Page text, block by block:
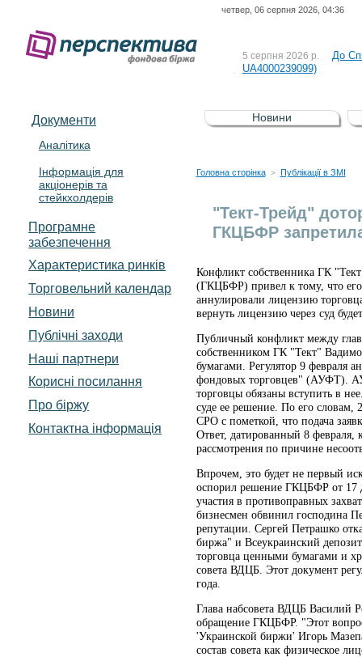
четвер, 06 серпня 2026, 04:36
5 серпня 2026 р.
До
UA4000239099)
5 серпня 2026 р. До
4 серпня 2026 р.
UA4000239099)
Документи
Аналітика
Інформація для
акціонерів та
стейкхолдерів
Програмне
забезпечення
Характеристика pинків
Торговельний календар
Новини
Публічні заходи
Наші партнери
Корисні посилання
Про біржу
Контактна інформація
Новини
Головна сторінка > Публікації в ЗМІ
"Тект-Трейд"
ГКЦБФР
Конфликт собственника ГК
(ГКЦБФР) привел к тому, что его
аннулировали лицензию
вернуть лицензию через суд
Публичный конфликт между
собственником ГК "Тект"
бумагами. Регулятор 9 февраля
фондовых торговцев" (АУФТ).
торговцы обязаны вступить в
суде ее решение. По его словам,
СРО с пометкой, что подача
Ответ, датированный 8 февраля,
рассмотрения по причине
Впрочем, это будет не первый
оспорил решение ГКЦБФР от 17
участия в противоправных
бизнесмен обвинил господина
репутации. Сергей Петрашко
биржа" и Всеукраинский
торговца ценными бумагами и
совета ВДЦБ. Этот документ
года.
Глава набсовета ВДЦБ Василий
обращение ГКЦБФР. "Этот
'Украинской биржи' Игорь
состав совета как физическое